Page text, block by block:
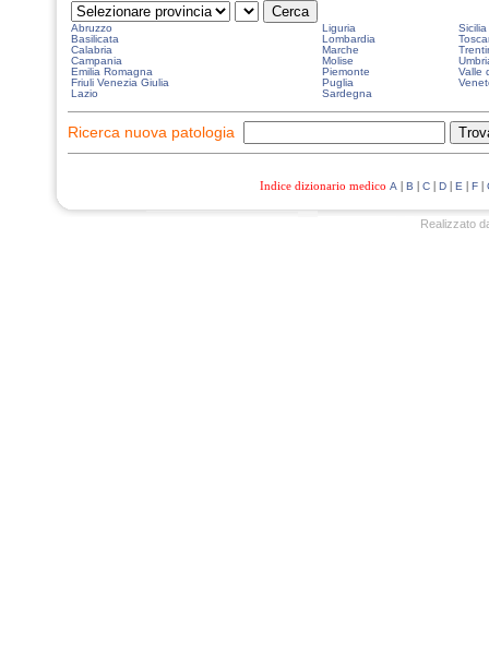
Abruzzo Liguria
Sicilia
Basilicata
Lombardia
Calabria
Marche
Campania
Molise
Emilia Romagna
Piemonte
Valle
Friuli Venezia Giulia
Puglia
Lazio
Sardegna
Ricerca nuova patologia
Indice dizionario medico A | B | C | D | E | F |
Realizzato